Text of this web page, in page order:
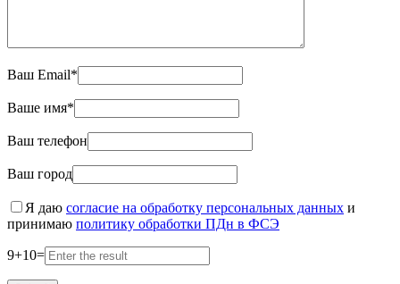
Ваш Email*
Ваше имя*
Ваш телефон
Ваш город
Я даю согласие на обработку персональных данных и
принимаю политику обработки ПДн в ФСЭ
9+10=